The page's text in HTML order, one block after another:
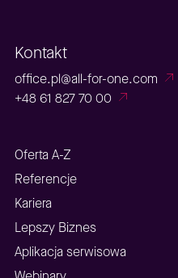
Kontakt
office.pl@all-for-one.com
+48 61 827 70 00
Oferta A-Z
Referencje
Kariera
Lepszy Biznes
Aplikacja serwisowa